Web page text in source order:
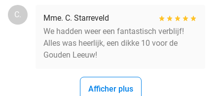
C.
Mme. C. Starreveld
We hadden weer een fantastisch verblijf!
Alles was heerlijk, een dikke 10 voor de
Gouden Leeuw!
Afficher plus